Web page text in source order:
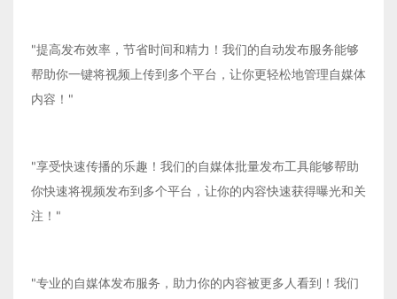
"提高发布效率，节省时间和精力！我们的自动发布服务能够
帮助你一键将视频上传到多个平台，让你更轻松地管理自媒体
内容！"
"享受快速传播的乐趣！我们的自媒体批量发布工具能够帮助
你快速将视频发布到多个平台，让你的内容快速获得曝光和关
注！"
"专业的自媒体发布服务，助力你的内容被更多人看到！我们